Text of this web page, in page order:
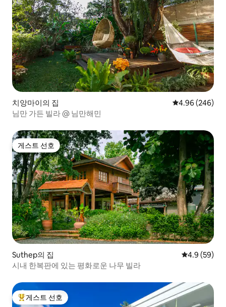
치앙마이의 집 평점 4.96점(5
4.96 (246)
님만 가든 빌라 @ 님만해민
게스트 선호
게스트 선호
Suthep의 집 평점 4.9점(5
4.9 (59)
시내 한복판에 있는 평화로운 나무 빌라
상위 게스트 선호
게스트 선호